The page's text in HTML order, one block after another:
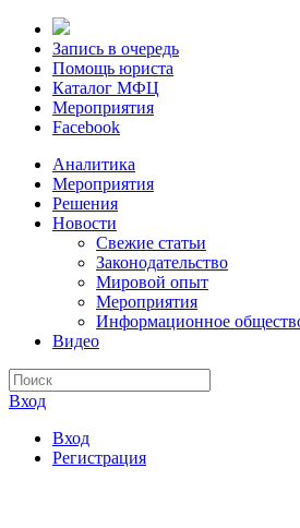
Запись в очередь
Помощь юриста
Каталог МФЦ
Мероприятия
Facebook
Аналитика
Мероприятия
Решения
Новости
Свежие статьи
Законодательство
Мировой опыт
Мероприятия
Информационное
Видео
Вход
Вход
Регистрация